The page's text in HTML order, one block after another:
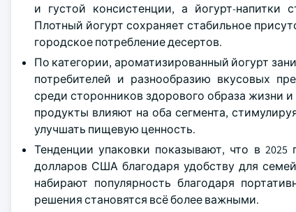
и густой консистенции, а йогурт-напитки
Плотный йогурт сохраняет стабильное
городское потребление десертов.
По категории, ароматизированный йогурт
потребителей и разнообразию вкусовых
среди сторонников здорового образа жизни
продукты влияют на оба сегмента,
улучшать пищевую ценность.
Тенденции упаковки показывают, что в
долларов США благодаря удобству для
набирают популярность благодаря
решения становятся всё более важными.